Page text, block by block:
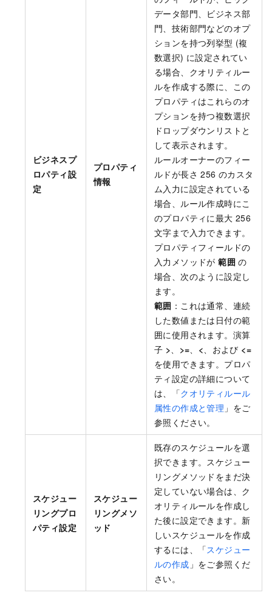
ビジネスプ
ロパティ設
定
プロパティ
情報
データ部門、ビジネス部
門、技術部門などのオプ
ションを持つ列挙型 (複
数選択) に設定されてい
る場合、クオリティルー
ルを作成する際に、この
プロパティはこれらのオ
プションを持つ複数選択
ドロップダウンリストと
して表示されます。
ルールオーナーのフィー
ルドが長さ 256 のカスタ
ム入力に設定されている
場合、ルール作成時にこ
のプロパティに最大 256
文字まで入力できます。
プロパティフィールドの
入力メソッドが範囲 の
場合、次のように設定し
ます。
範囲 ：これは通常、連続
した数値または日付の範
囲に使用されます。演算
子 > >= < 、および <=
を使用できます。プロパ
ティ設定の詳細について
は、「クオリティルール
属性の作成と管理 」をご
参照ください。
スケジュー
リングプロ
パティ設定
スケジュー
リングメソ
ッド
既存のスケジュールを選
択できます。スケジュー
リングメソッドをまだ決
定していない場合は、ク
オリティルールを作成し
た後に設定できます。新
しいスケジュールを作成
するには、「スケジュー
ルの作成 」をご参照くだ
さい。